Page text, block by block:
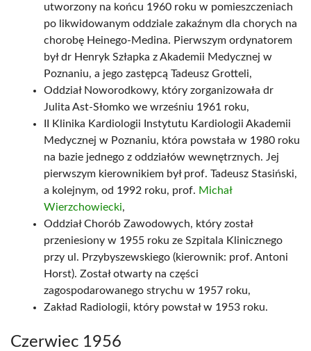
utworzony na końcu 1960 roku w pomieszczeniach
po likwidowanym oddziale zakaźnym dla chorych na
chorobę Heinego-Medina. Pierwszym ordynatorem
był dr Henryk Szłapka z Akademii Medycznej w
Poznaniu, a jego zastępcą Tadeusz Grotteli,
Oddział Noworodkowy, który zorganizowała dr
Julita Ast-Słomko we wrześniu 1961 roku,
II Klinika Kardiologii Instytutu Kardiologii Akademii
Medycznej w Poznaniu, która powstała w 1980 roku
na bazie jednego z oddziałów wewnętrznych. Jej
pierwszym kierownikiem był prof. Tadeusz Stasiński,
a kolejnym, od 1992 roku, prof. Michał
Wierzchowiecki,
Oddział Chorób Zawodowych, który został
przeniesiony w 1955 roku ze Szpitala Klinicznego
przy ul. Przybyszewskiego (kierownik: prof. Antoni
Horst). Został otwarty na części
zagospodarowanego strychu w 1957 roku,
Zakład Radiologii, który powstał w 1953 roku.
Czerwiec 1956